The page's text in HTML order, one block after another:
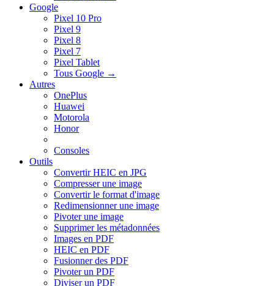
Google
Pixel 10 Pro
Pixel 9
Pixel 8
Pixel 7
Pixel Tablet
Tous Google →
Autres
OnePlus
Huawei
Motorola
Honor
Consoles
Outils
Convertir HEIC en JPG
Compresser une image
Convertir le format d'image
Redimensionner une image
Pivoter une image
Supprimer les métadonnées
Images en PDF
HEIC en PDF
Fusionner des PDF
Pivoter un PDF
Diviser un PDF